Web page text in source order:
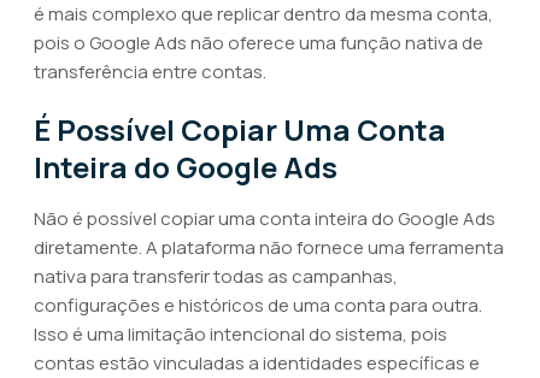
é mais complexo que replicar dentro da mesma conta,
pois o Google Ads não oferece uma função nativa de
transferência entre contas.
É Possível Copiar Uma Conta
Inteira do Google Ads
Não é possível copiar uma conta inteira do Google Ads
diretamente. A plataforma não fornece uma ferramenta
nativa para transferir todas as campanhas,
configurações e históricos de uma conta para outra.
Isso é uma limitação intencional do sistema, pois
contas estão vinculadas a identidades específicas e